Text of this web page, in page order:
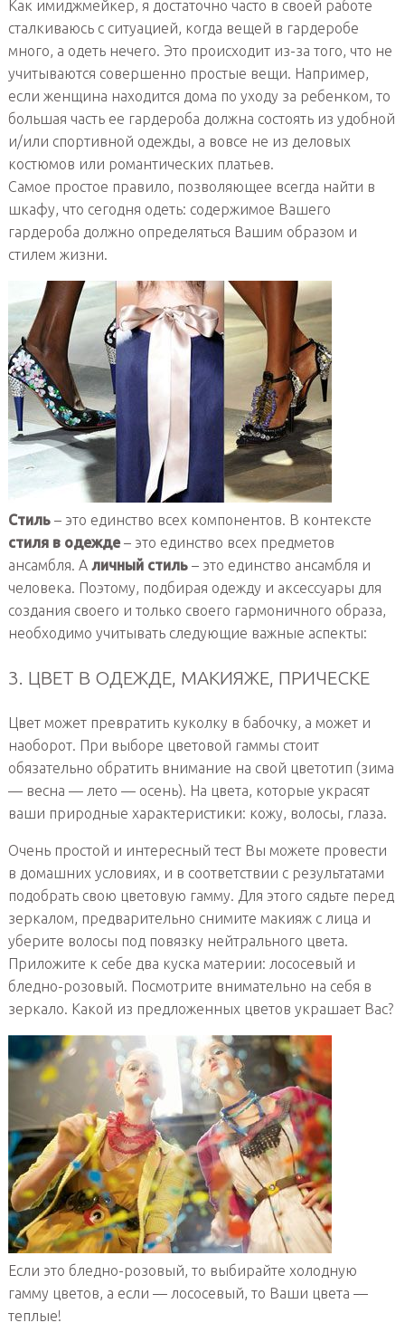
Как имиджмейкер, я достаточно часто в своей работе
сталкиваюсь с ситуацией, когда вещей в гардеробе
много, а одеть нечего. Это происходит из-за того, что не
учитываются совершенно простые вещи. Например,
если женщина находится дома по уходу за ребенком, то
большая часть ее гардероба должна состоять из удобной
и/или спортивной одежды, а вовсе не из деловых
костюмов или романтических платьев.
Самое простое правило, позволяющее всегда найти в
шкафу, что сегодня одеть: содержимое Вашего
гардероба должно определяться Вашим образом и
стилем жизни.
Стиль– это единство всех компонентов. В контексте
стиля в одежде– это единство всех предметов
ансамбля. А личный стиль– это единство ансамбля и
человека. Поэтому, подбирая одежду и аксессуары для
создания своего и только своего гармоничного образа,
необходимо учитывать следующие важные аспекты:
3. ЦВЕТ В ОДЕЖДЕ, МАКИЯЖЕ, ПРИЧЕСКЕ
Цвет может превратить куколку в бабочку, а может и
наоборот. При выборе цветовой гаммы стоит
обязательно обратить внимание на свой цветотип (зима
— весна — лето — осень). На цвета, которые украсят
ваши природные характеристики: кожу, волосы, глаза.
Очень простой и интересный тест Вы можете провести
в домашних условиях, и в соответствии с результатами
подобрать свою цветовую гамму. Для этого сядьте перед
зеркалом, предварительно снимите макияж с лица и
уберите волосы под повязку нейтрального цвета.
Приложите к себе два куска материи: лососевый и
бледно-розовый. Посмотрите внимательно на себя в
зеркало. Какой из предложенных цветов украшает Вас?
Если это бледно-розовый, то выбирайте холодную
гамму цветов, а если — лососевый, то Ваши цвета —
теплые!